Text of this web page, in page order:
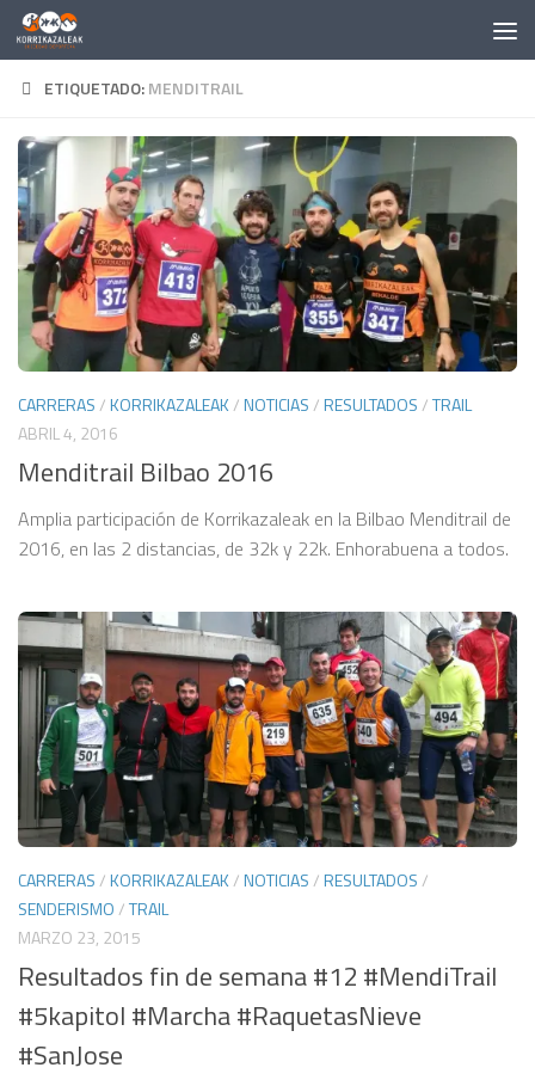
Saltar al contenido
ETIQUETADO:MENDITRAIL
CARRERAS/KORRIKAZALEAK/NOTICIAS/RESULTADOS/TRAIL
ABRIL 4, 2016
Menditrail Bilbao 2016
Amplia participación de Korrikazaleak en la Bilbao Menditrail de
2016, en las 2 distancias, de 32k y 22k. Enhorabuena a todos.
CARRERAS/KORRIKAZALEAK/NOTICIAS/RESULTADOS/
SENDERISMO/TRAIL
MARZO 23, 2015
Resultados fin de semana #12 #MendiTrail
#5kapitol #Marcha #RaquetasNieve
#SanJose